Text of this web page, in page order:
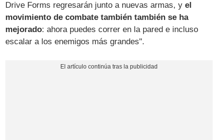
Drive Forms regresarán junto a nuevas armas, yel
movimiento de combate también también se ha
mejorado: ahora puedes correr en la pared e incluso
escalar a los enemigos más grandes".